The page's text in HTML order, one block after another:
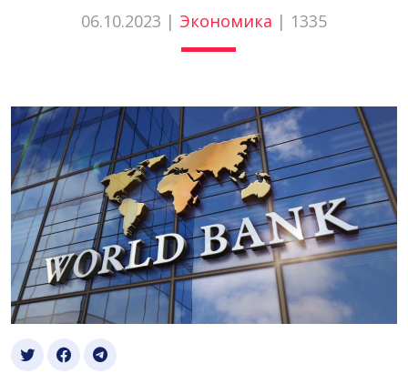
06.10.2023 | Экономика | 1335